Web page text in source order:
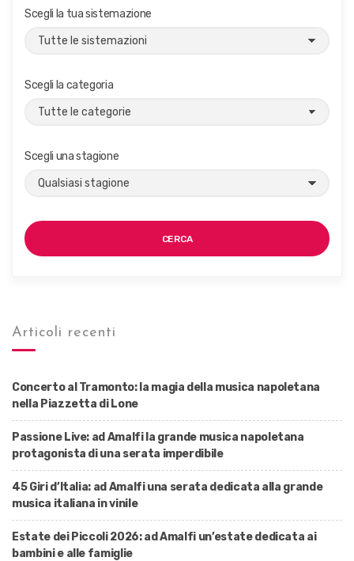
Scegli la tua sistemazione
Scegli la categoria
Scegli una stagione
CERCA
Articoli recenti
Concerto al Tramonto: la magia della musica napoletana
nella Piazzetta di Lone
Passione Live: ad Amalfi la grande musica napoletana
protagonista di una serata imperdibile
45 Giri d’Italia: ad Amalfi una serata dedicata alla grande
musica italiana in vinile
Estate dei Piccoli 2026: ad Amalfi un’estate dedicata ai
bambini e alle famiglie